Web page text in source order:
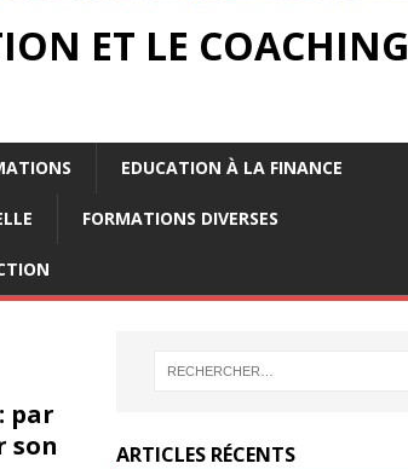
ET LE COACHING
EDUCATION À LA FINANCE
FORMATIONS DIVERSES
par
son
ARTICLES RÉCENTS